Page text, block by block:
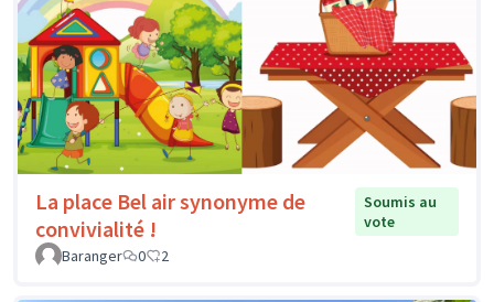
La place Bel air synonyme de
convivialité !
Soumis au
vote
Baranger
0 2